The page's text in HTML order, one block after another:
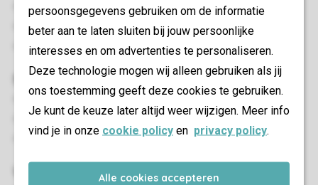
persoonsgegevens gebruiken om de informatie
beter aan te laten sluiten bij jouw persoonlijke
interesses en om advertenties te personaliseren.
Deze technologie mogen wij alleen gebruiken als jij
ons toestemming geeft deze cookies te gebruiken.
Je kunt de keuze later altijd weer wijzigen. Meer info
vind je in onze cookie policy en privacy policy.
Alle cookies accepteren
Gratis wifi
Geschikt voor 4 personen
Huisdiervrij
Slaapkamer(s)
Aantal stapelbedden: 1
Boxspringbedden
Woon-/eetkamer